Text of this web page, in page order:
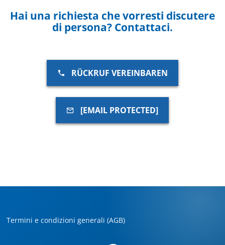
Hai una richiesta che vorresti discutere
di persona? Contattaci.
RÜCKRUF VEREINBAREN
[EMAIL PROTECTED]
Termini e condizioni generali (AGB)